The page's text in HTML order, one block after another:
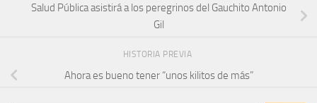
Salud Pública asistirá a los peregrinos del Gauchito Antonio
Gil
HISTORIA PREVIA
Ahora es bueno tener “unos kilitos de más”